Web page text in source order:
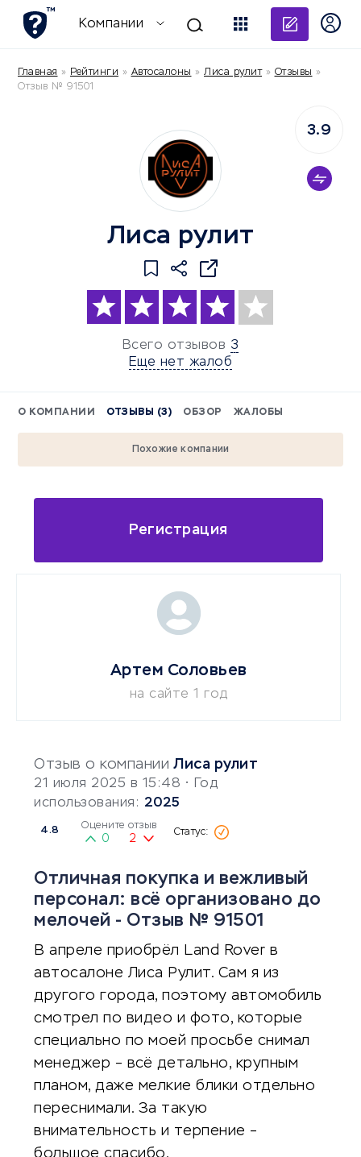
Компании
Главная » Рейтинги » Автосалоны » Лиса рулит» Отзывы »
Отзыв № 91501
Лиса рулит
Всего отзывов 3
Еще нет жалоб
3.9
О КОМПАНИИ ОТЗЫВЫ (3) ОБЗОР ЖАЛОБЫ
Похожие компании
Регистрация
Отзыв о компании Лиса рулит
21 июля 2025 в 15:48 • Год
использования: 2025
4.8 Оцените отзыв
0 2
Отличная покупка и вежливый
персонал: всё организовано до
мелочей - Отзыв № 91501
В апреле приобрёл Land Rover в
автосалоне Лиса Рулит. Сам я из
другого города, поэтому автомобиль
смотрел по видео и фото, которые
специально по моей просьбе снимал
менеджер – всё детально, крупным
планом, даже мелкие блики отдельно
переснимали. За такую
внимательность и терпение –
большое спасибо.
Артем Соловьев
на сайте 1 год